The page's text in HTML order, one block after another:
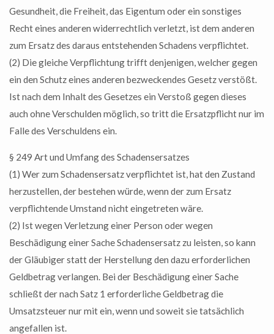
Gesundheit, die Freiheit, das Eigentum oder ein sonstiges
Recht eines anderen widerrechtlich verletzt, ist dem anderen
zum Ersatz des daraus entstehenden Schadens verpflichtet.
(2) Die gleiche Verpflichtung trifft denjenigen, welcher gegen
ein den Schutz eines anderen bezweckendes Gesetz verstößt.
Ist nach dem Inhalt des Gesetzes ein Verstoß gegen dieses
auch ohne Verschulden möglich, so tritt die Ersatzpflicht nur im
Falle des Verschuldens ein.
§ 249 Art und Umfang des Schadensersatzes
(1) Wer zum Schadensersatz verpflichtet ist, hat den Zustand
herzustellen, der bestehen würde, wenn der zum Ersatz
verpflichtende Umstand nicht eingetreten wäre.
(2) Ist wegen Verletzung einer Person oder wegen
Beschädigung einer Sache Schadensersatz zu leisten, so kann
der Gläubiger statt der Herstellung den dazu erforderlichen
Geldbetrag verlangen. Bei der Beschädigung einer Sache
schließt der nach Satz 1 erforderliche Geldbetrag die
Umsatzsteuer nur mit ein, wenn und soweit sie tatsächlich
angefallen ist.